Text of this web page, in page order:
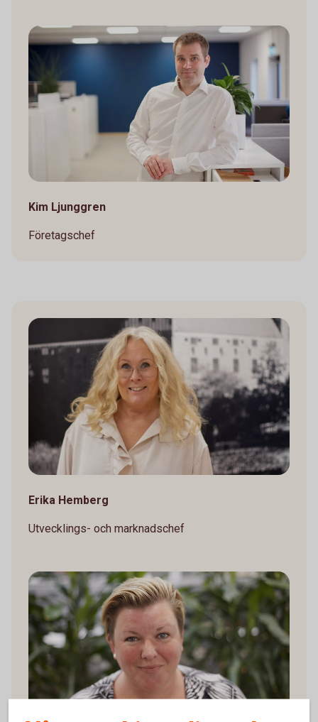
Kim Ljunggren
Företagschef
Erika Hemberg
Utvecklings- och marknadschef